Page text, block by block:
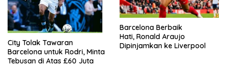
City Tolak Tawaran
Barcelona untuk Rodri, Minta
Tebusan di Atas £60 Juta
Barcelona Berbaik
Hati, Ronald Araujo
Dipinjamkan ke Liverpool